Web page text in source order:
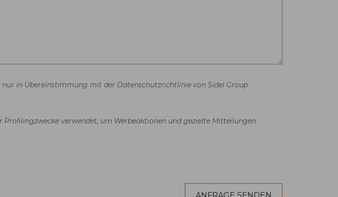
in Übereinstimmung mit der Datenschutzrichtlinie von Sidel Group
verwendet, um Werbeaktionen und gezielte Mitteilungen